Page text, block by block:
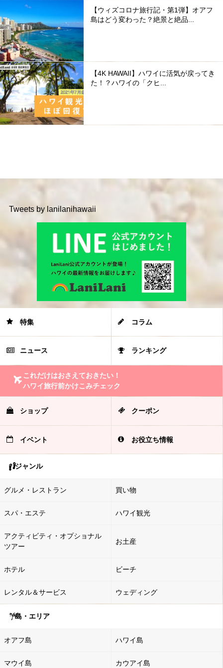
【ウィズコロナ旅行記・第1弾】オアフ
島はどう変わった？絶景と絶品...
【4K HAWAII】ハワイに活気が戻ってき
た！？ハワイの「クヒ...
Tweets by lanilanihawaii
特集 コラム
ニュース ランキング
これだけはおさえておきたい！
ハワイ旅行前かけこみチェック
ショップ クーポン
イベント お役立ち情報
ジャンル
グルメ・レストラン 買い物
スパ・エステ ハワイ観光
アクティビティ・オプショナル
ツアー
お土産
ホテル ビーチ
レンタル＆サービス ウェディング
島・エリア
オアフ島 ハワイ島
マウイ島 カウアイ島